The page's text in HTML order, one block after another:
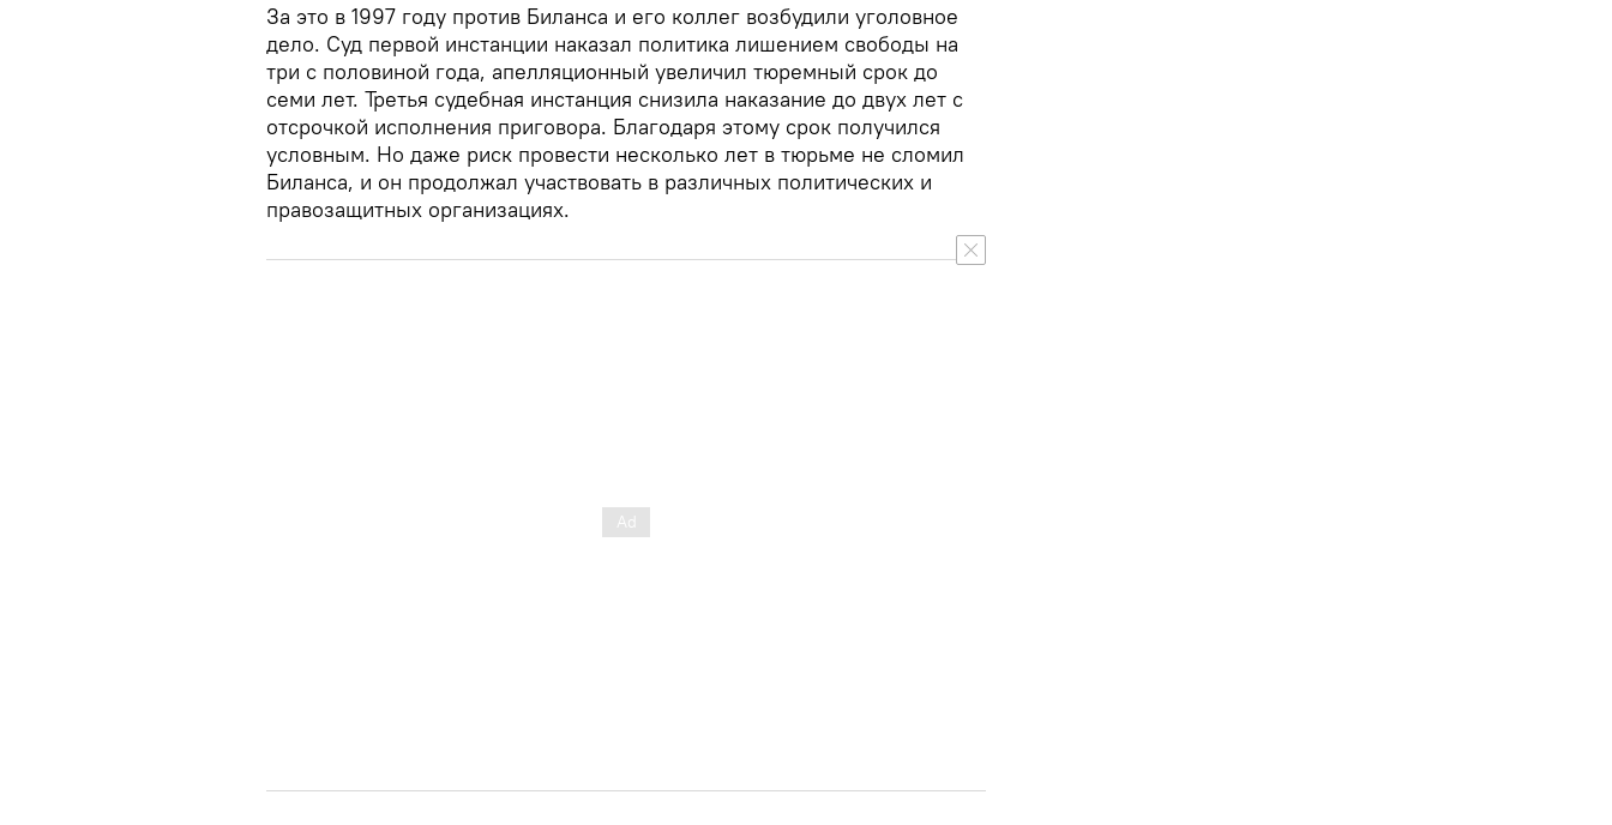
За это в 1997 году против Биланса и его коллег возбудили уголовное
дело. Суд первой инстанции наказал политика лишением свободы на
три с половиной года, апелляционный увеличил тюремный срок до
семи лет. Третья судебная инстанция снизила наказание до двух лет с
отсрочкой исполнения приговора. Благодаря этому срок получился
условным. Но даже риск провести несколько лет в тюрьме не сломил
Биланса, и он продолжал участвовать в различных политических и
правозащитных организациях.